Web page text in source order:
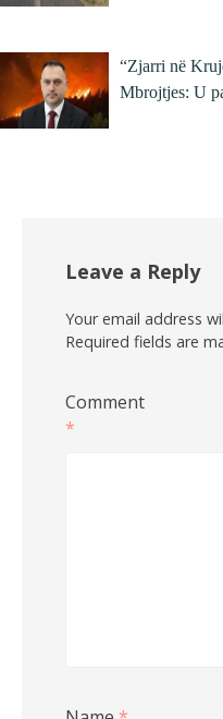
“Zjarri në
Mbrojtjes: U
Leave a Reply
Your email address
Required fields are
Comment
*